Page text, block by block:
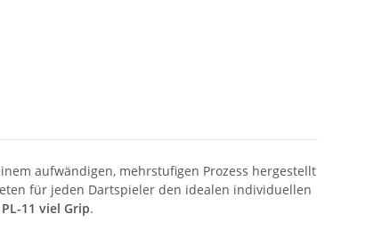
aufwändigen, mehrstufigen Prozess hergestellt
für jeden Dartspieler den idealen individuellen
PL-11 viel Grip.